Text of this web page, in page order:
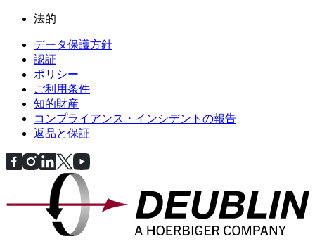
法的
データ保護方針
認証
ポリシー
ご利用条件
知的財産
コンプライアンス・インシデントの報告
返品と保証